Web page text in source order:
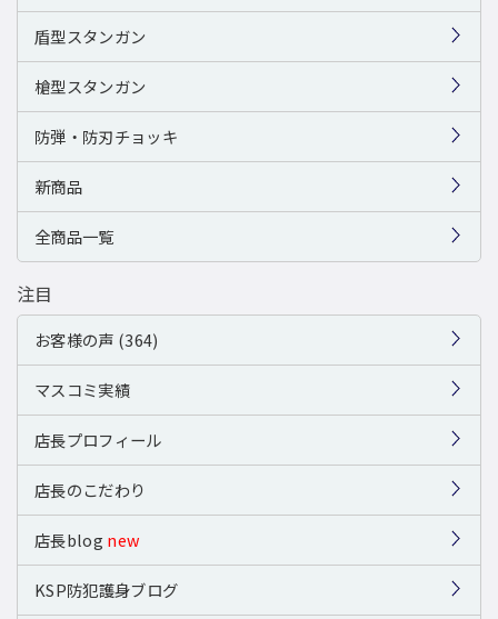
盾型スタンガン
槍型スタンガン
防弾・防刃チョッキ
新商品
全商品一覧
注目
お客様の声 (364)
マスコミ実績
店長プロフィール
店長のこだわり
店長blog new
KSP防犯護身ブログ